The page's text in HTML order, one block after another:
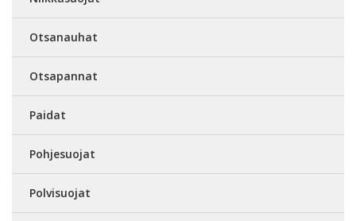
Otsanauhat
Otsapannat
Paidat
Pohjesuojat
Polvisuojat